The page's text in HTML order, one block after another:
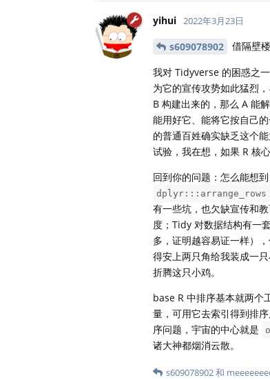
yihui 2022年3月23日
s609078902 借隔壁
我对 Tidyverse 的困惑之
为它的宣传攻势如此猛烈
B 构建出来的，那么 A 能
能用好它、能将它按自己
的普通百姓确实缺乏这个
试验，我在想，如果 R 核
回到你的问题：怎么能想到
dplyr:::arrange_rows
有一些坑，也欠缺宣传和
度；Tidy 对数据结构有一
多，证明越容易证一样）
得安上两只角给我装成一
折腾这只小鸡。
base R 中排序基本就两个
量，可用它去索引得到排
序问题，宇宙的中心就是
诸大神都烟消云散。
s609078902和